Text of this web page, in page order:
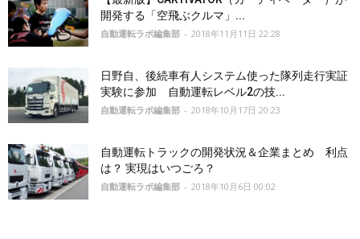
開発する「空飛ぶクルマ」...
自動運転ラボ編集部 - 2018年11月11日 22:28
日野自、後続車有人システム使った隊列走行実証
実験に参加 自動運転レベル2の技...
自動運転ラボ編集部 - 2018年10月17日 20:23
自動運転トラックの開発状況＆企業まとめ 利点
は？ 実現はいつごろ？
自動運転ラボ編集部 - 2018年10月6日 00:02